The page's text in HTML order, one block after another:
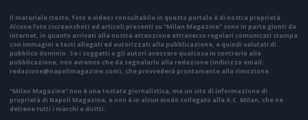
Il materiale (testo, foto e video) consultabile in questo portale è di nostra proprietà.
Alcune foto (screenshot) ed articoli presenti su "Milan Magazine" sono in parte giunti da
internet, in quanto arrivati alla nostra attenzione attraverso regolari comunicati stampa
con immagini e testi allegati ed autorizzati alla pubblicazione, e quindi valutati di
pubblico dominio. Se i soggetti o gli autori avessero qualcosa in contrario alla
pubblicazione, non avranno che da segnalarlo alla redazione (indirizzo email:
redazione@napolimagazine.com), che provvederà prontamente alla rimozione.
"Milan Magazine" non è una testata giornalistica, ma un sito di informazione di
proprietà di Napoli Magazine, e non è in alcun modo collegato alla A.C. Milan, che ne
detiene tutti i marchi e diritti.